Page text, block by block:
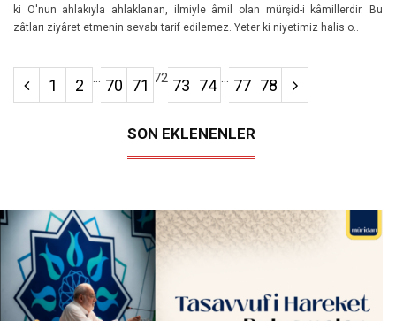
ki O'nun ahlakıyla ahlaklanan, ilmiyle âmil olan mürşid-i kâmillerdir. Bu
zâtları ziyâret etmenin sevabı tarif edilemez. Yeter ki niyetimiz halis o..
1 2 ... 70 71 72 73 74 ... 77 78
SON EKLENENLER